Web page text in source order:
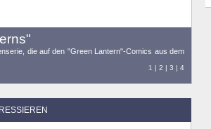
die auf den "Green Lantern"-Comics aus dem
1 | 2 | 3 | 4